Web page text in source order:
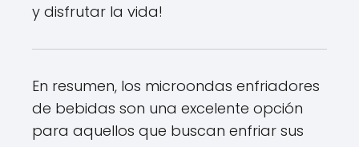
y disfrutar la vida!
En resumen, los microondas enfriadores
de bebidas son una excelente opción
para aquellos que buscan enfriar sus